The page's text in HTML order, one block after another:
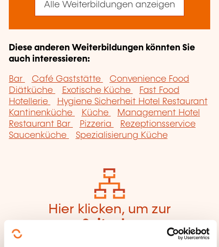
Alle Weiterbildungen anzeigen
Diese anderen Weiterbildungen könnten Sie
auch interessieren:
Bar Café Gaststätte
Convenience Food
Diätküche
Exotische Küche
Fast Food
Hotellerie
Hygiene Sicherheit Hotel Restaurant
Kantinenküche
Küche
Management Hotel
Restaurant Bar
Pizzeria
Rezeptionsservice
Saucenküche
Spezialisierung Küche
Hier klicken, um zur
Seite der
Weiterbildungskate